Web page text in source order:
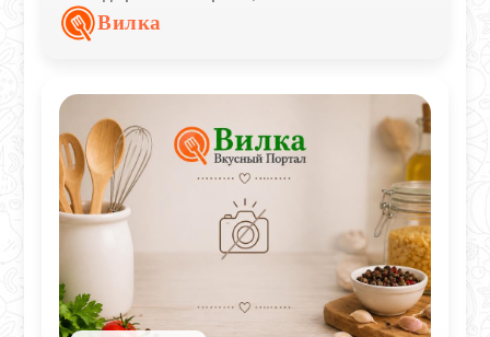
придают мясу выразительный аромат и
характерный национальный колорит.
Вилка